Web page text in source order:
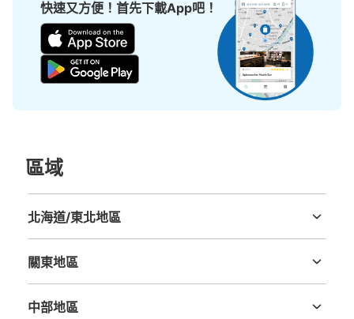
快速又方便！首先下載App吧！
區域
北海道/東北地區
關東地區
中部地區